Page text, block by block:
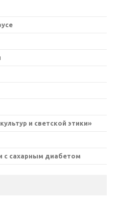
и светской этики»
с сахарным диабетом